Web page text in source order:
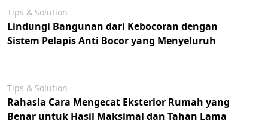
Tips & Solution
Lindungi Bangunan dari Kebocoran dengan
Sistem Pelapis Anti Bocor yang Menyeluruh
Tips & Solution
Rahasia Cara Mengecat Eksterior Rumah yang
Benar untuk Hasil Maksimal dan Tahan Lama